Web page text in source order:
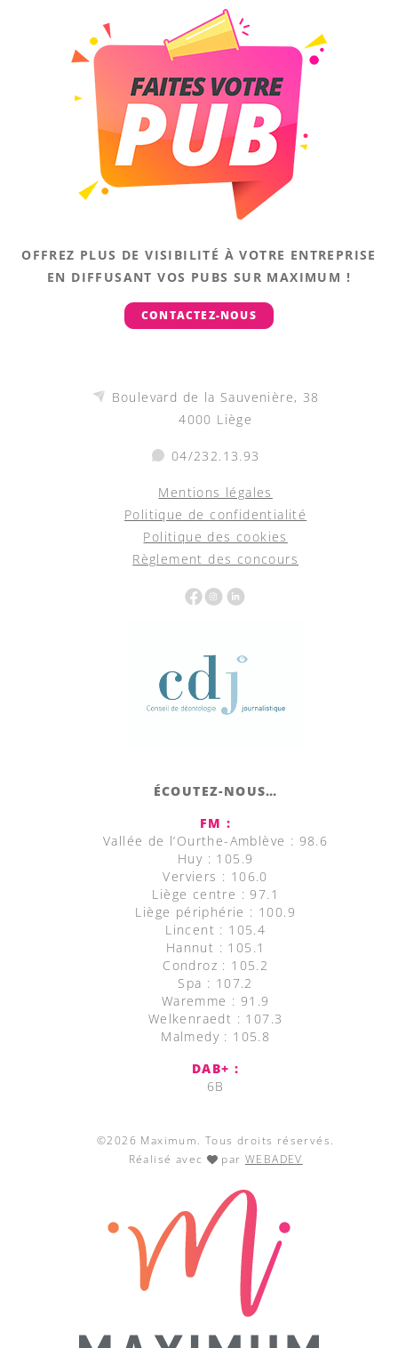
OFFREZ PLUS DE VISIBILITÉ À VOTRE ENTREPRISE
EN DIFFUSANT VOS PUBS SUR MAXIMUM !
CONTACTEZ-NOUS
Boulevard de la Sauvenière, 38
4000 Liège
04/232.13.93
Mentions légales
Politique de confidentialité
Politique des cookies
Règlement des concours
ÉCOUTEZ-NOUS…
FM :
Vallée de l’Ourthe-Amblève : 98.6
Huy : 105.9
Verviers : 106.0
Liège centre : 97.1
Liège périphérie : 100.9
Lincent : 105.4
Hannut : 105.1
Condroz : 105.2
Spa : 107.2
Waremme : 91.9
Welkenraedt : 107.3
Malmedy : 105.8
DAB+ :
6B
©2026 Maximum. Tous droits réservés.
Réalisé avec
par WEBADEV